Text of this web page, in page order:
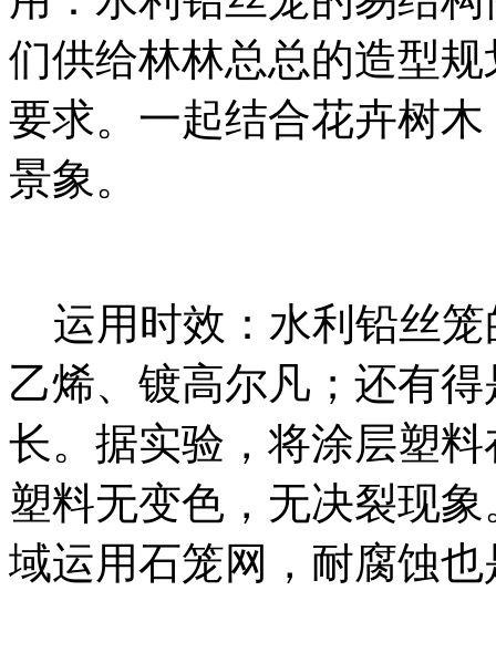
们供给林林总总的造型
要求。一起结合花卉树
景象。
运用时效：水利铅丝笼
乙烯、镀高尔凡；还有
长。据实验，将涂层塑
塑料无变色，无决裂现
域运用石笼网，耐腐蚀